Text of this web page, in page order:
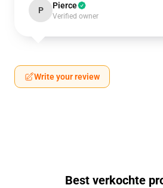
P Pierce
Verified owner
Write your review
Best verkochte